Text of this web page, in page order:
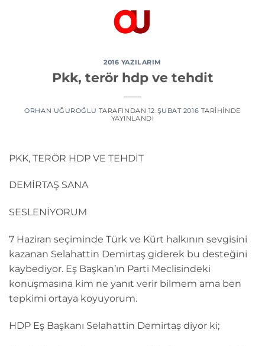
2016 YAZILARIM
Pkk, terör hdp ve tehdit
ORHAN UĞUROĞLU TARAFINDAN 12 ŞUBAT 2016 TARIHINDE
YAYINLANDI
PKK, TERÖR HDP VE TEHDİT
DEMİRTAŞ SANA
SESLENİYORUM
7 Haziran seçiminde Türk ve Kürt halkının sevgisini
kazanan Selahattin Demirtaş giderek bu desteğini
kaybediyor. Eş Başkan’ın Parti Meclisindeki
konuşmasına kim ne yanıt verir bilmem ama ben
tepkimi ortaya koyuyorum.
HDP Eş Başkanı Selahattin Demirtaş diyor ki;